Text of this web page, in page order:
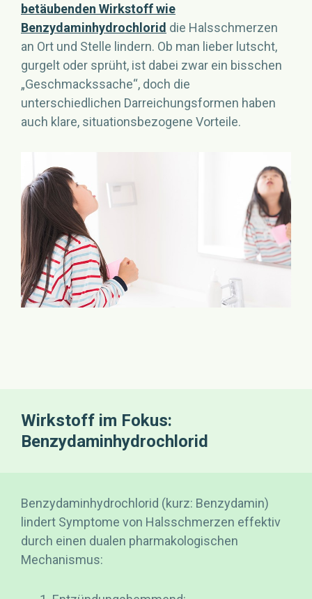
betäubenden Wirkstoff wie
Benzydaminhydrochlorid die Halsschmerzen
an Ort und Stelle lindern. Ob man lieber lutscht,
gurgelt oder sprüht, ist dabei zwar ein bisschen
„Geschmackssache“, doch die
unterschiedlichen Darreichungsformen haben
auch klare, situationsbezogene Vorteile.
Wirkstoff im Fokus:
Benzydaminhydrochlorid
Benzydaminhydrochlorid (kurz: Benzydamin)
lindert Symptome von Halsschmerzen effektiv
durch einen dualen pharmakologischen
Mechanismus: